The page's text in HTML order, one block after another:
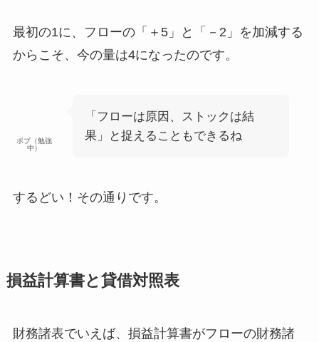
最初の1に、フローの「＋5」と「－2」を加減する
からこそ、今の量は4になったのです。
ボブ（勉強
中）
「フローは原因、ストックは結
果」と捉えることもできるね
するどい！その通りです。
損益計算書と貸借対照表
財務諸表でいえば、損益計算書がフローの財務諸